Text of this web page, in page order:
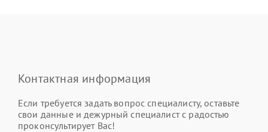
Контактная информация
Если требуется задать вопрос специалисту, оставьте
свои данные и дежурный специалист с радостью
проконсультирует Вас!